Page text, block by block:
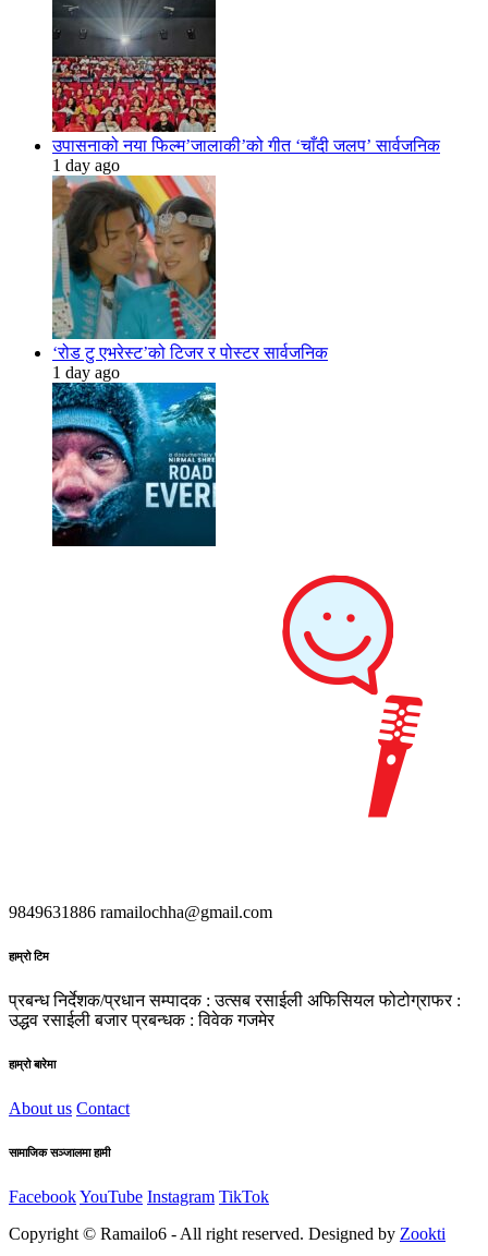
उपासनाको नया फिल्म’जालाकी’को गीत ‘चाँदी जलप’ सार्वजनिक
1 day ago
‘रोड टु एभरेस्ट’को टिजर र पोस्टर सार्वजनिक
1 day ago
9849631886 ramailochha@gmail.com
हाम्रो टिम
प्रबन्ध निर्देशक/प्रधान सम्पादक : उत्सब रसाईली अफिसियल फोटोग्राफर :
उद्धव रसाईली बजार प्रबन्धक : विवेक गजमेर
हाम्रो बारेमा
About us Contact
सामाजिक सञ्जालमा हामी
FacebookYouTube Instagram TikTok
Copyright © Ramailo6 - All right reserved. Designed by Zookti